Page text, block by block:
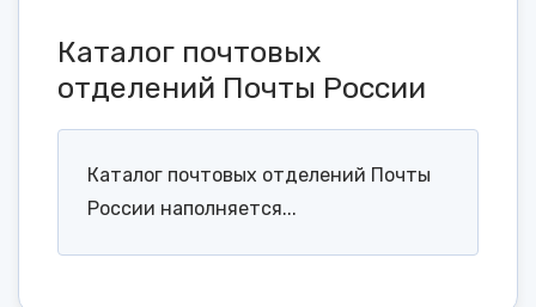
Каталог почтовых
отделений Почты России
Каталог почтовых отделений Почты
России наполняется...